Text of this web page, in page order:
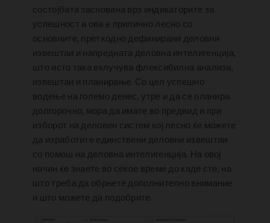
состојбата заснована врз индикаторите за
успешност и ова е прилично лесно со
основните, претходно дефинирани деловни
извештаи и напредната деловна интелигенција,
што исто така вклучува флексибилна анализа,
извештаи и планирање. Со цел успешно
водење на големо денес, утре и да се планира
долгорочно, мора да имате во предвид и при
изборот на деловен систем кој лесно ќе можете
да изработите единствени деловни извештаи
со помош на деловна интелигенција. На овој
начин ќе знаете во секое време до каде сте, на
што треба да обрнете дополнително внимание
и што можете да подобрите.